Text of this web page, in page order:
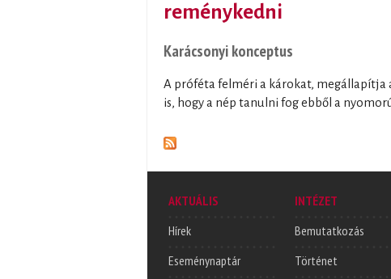
reménykedni
Karácsonyi konceptus
A próféta felméri a károkat, megállapítja
is, hogy a nép tanulni fog ebből a
AKTUÁLIS
Hírek
Eseménynaptár
INTÉZET
Bemutatkozás
Történet